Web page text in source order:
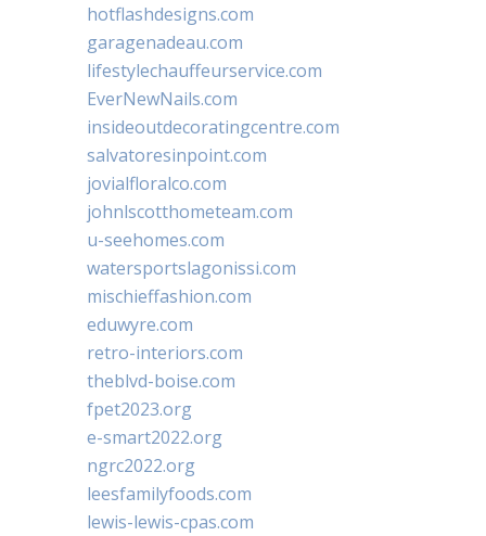
hotflashdesigns.com
garagenadeau.com
lifestylechauffeurservice.com
EverNewNails.com
insideoutdecoratingcentre.com
salvatoresinpoint.com
jovialfloralco.com
johnlscotthometeam.com
u-seehomes.com
watersportslagonissi.com
mischieffashion.com
eduwyre.com
retro-interiors.com
theblvd-boise.com
fpet2023.org
e-smart2022.org
ngrc2022.org
leesfamilyfoods.com
lewis-lewis-cpas.com